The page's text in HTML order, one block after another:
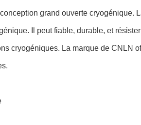
grand ouverte cryogénique.
Il peut fiable, durable, et
cryogéniques. La marque de CNLN